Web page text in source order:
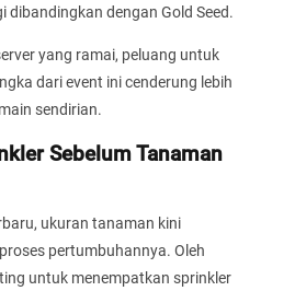
dibandingkan dengan Gold Seed.
yang ramai, peluang untuk
dari event ini cenderung lebih
sendirian.
Sebelum Tanaman
ukuran tanaman kini
pertumbuhannya. Oleh
untuk menempatkan sprinkler